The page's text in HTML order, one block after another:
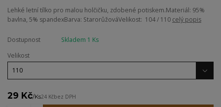
Lehké letní tílko pro malou holčičku, zdobené potiskem.Materiál: 95%
bavlna, 5% spandexBarva: StarorůžováVelikost: 104 / 110 celý popis
Dostupnost
Skladem 1 Ks
Velikost
29 Kč/Ks24 Kčbez DPH